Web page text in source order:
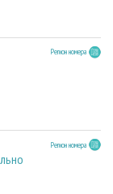
Регион номера
Регион номера